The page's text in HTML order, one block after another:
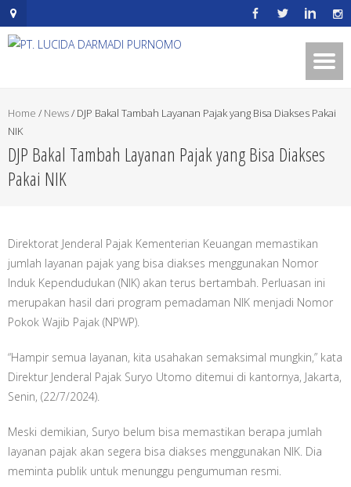
.mapouter{position:relative;text-
Home / News/ DJP Bakal Tambah Layanan Pajak yang Bisa Diakses Pakai
NIK
DJP Bakal Tambah Layanan Pajak yang Bisa Diakses
Pakai NIK
Direktorat Jenderal Pajak Kementerian Keuangan memastikan
jumlah layanan pajak yang bisa diakses menggunakan Nomor
Induk Kependudukan (NIK) akan terus bertambah. Perluasan ini
merupakan hasil dari program pemadaman NIK menjadi Nomor
Pokok Wajib Pajak (NPWP).
“Hampir semua layanan, kita usahakan semaksimal mungkin,” kata
Direktur Jenderal Pajak Suryo Utomo ditemui di kantornya, Jakarta,
Senin, (22/7/2024).
Meski demikian, Suryo belum bisa memastikan berapa jumlah
layanan pajak akan segera bisa diakses menggunakan NIK. Dia
meminta publik untuk menunggu pengumuman resmi.